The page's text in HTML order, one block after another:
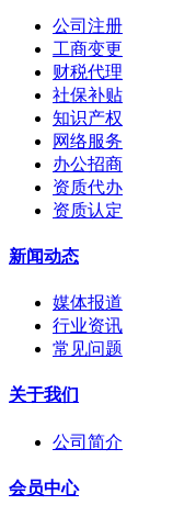
公司注册
工商变更
财税代理
社保补贴
知识产权
网络服务
办公招商
资质代办
资质认定
新闻动态
媒体报道
行业资讯
常见问题
关于我们
公司简介
会员中心